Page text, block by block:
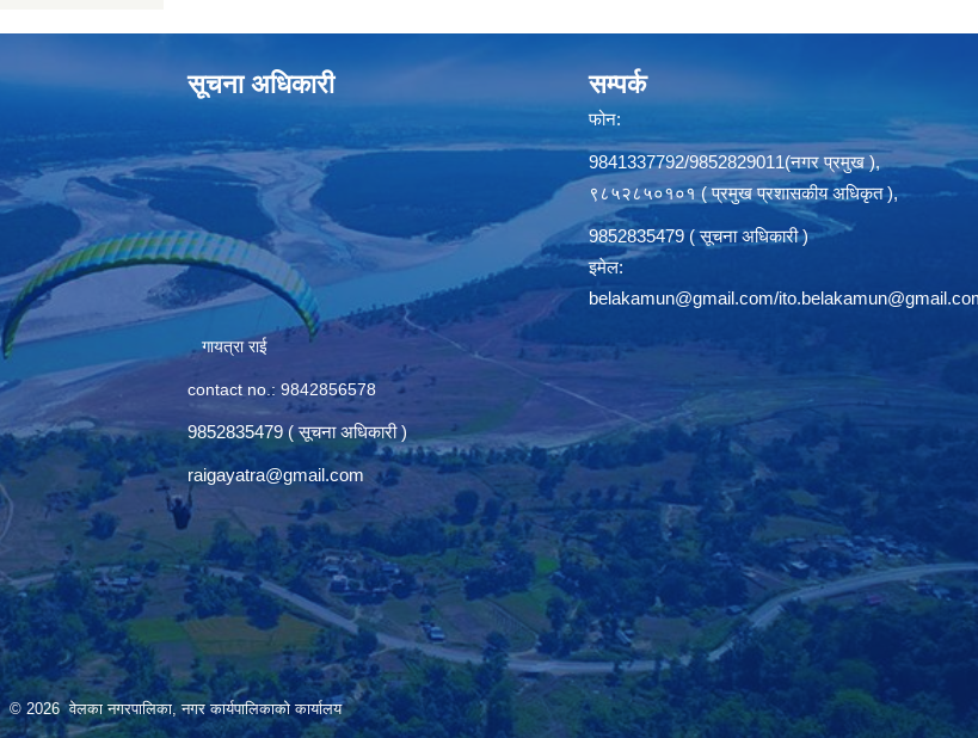
सूचना अधिकारी
गायत्रा राई
contact no.: 9842856578
9852835479 ( सूचना अधिकारी )
raigayatra@gmail.com
सम्पर्क
फोन:
9841337792/9852829011(नगर प्रमुख ),
९८५२८५०१०१ ( प्रमुख प्रशासकीय अधिकृत ),
9852835479 ( सूचना अधिकारी )
इमेल:
belakamun@gmail.com/
© 2026 वेलका नगरपालिका, नगर कार्यपालिकाको कार्यालय